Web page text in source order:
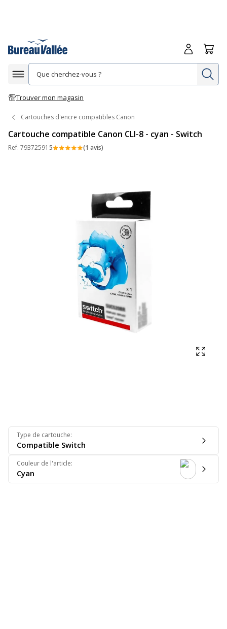
Afficher la navigation
Trouver mon magasin
Me
Cartouches d'encre compatibles Canon
Cartouche compatible Canon CLI-8 - cyan - Switch
Ref. 79372591 5 (1 avis)
Type de cartouche:
Compatible Switch
Couleur de l'article:
Cyan